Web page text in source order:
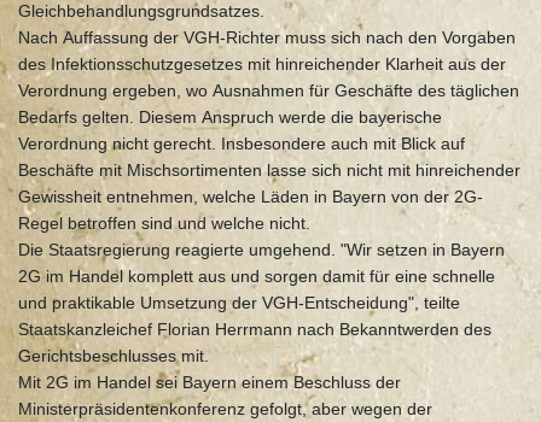
Gleichbehandlungsgrundsatzes.
Nach Auffassung der VGH-Richter muss sich nach den Vorgaben
des Infektionsschutzgesetzes mit hinreichender Klarheit aus der
Verordnung ergeben, wo Ausnahmen für Geschäfte des täglichen
Bedarfs gelten. Diesem Anspruch werde die bayerische
Verordnung nicht gerecht. Insbesondere auch mit Blick auf
Beschäfte mit Mischsortimenten lasse sich nicht mit hinreichender
Gewissheit entnehmen, welche Läden in Bayern von der 2G-
Regel betroffen sind und welche nicht.
Die Staatsregierung reagierte umgehend. "Wir setzen in Bayern
2G im Handel komplett aus und sorgen damit für eine schnelle
und praktikable Umsetzung der VGH-Entscheidung", teilte
Staatskanzleichef Florian Herrmann nach Bekanntwerden des
Gerichtsbeschlusses mit.
Mit 2G im Handel sei Bayern einem Beschluss der
Ministerpräsidentenkonferenz gefolgt, aber wegen der